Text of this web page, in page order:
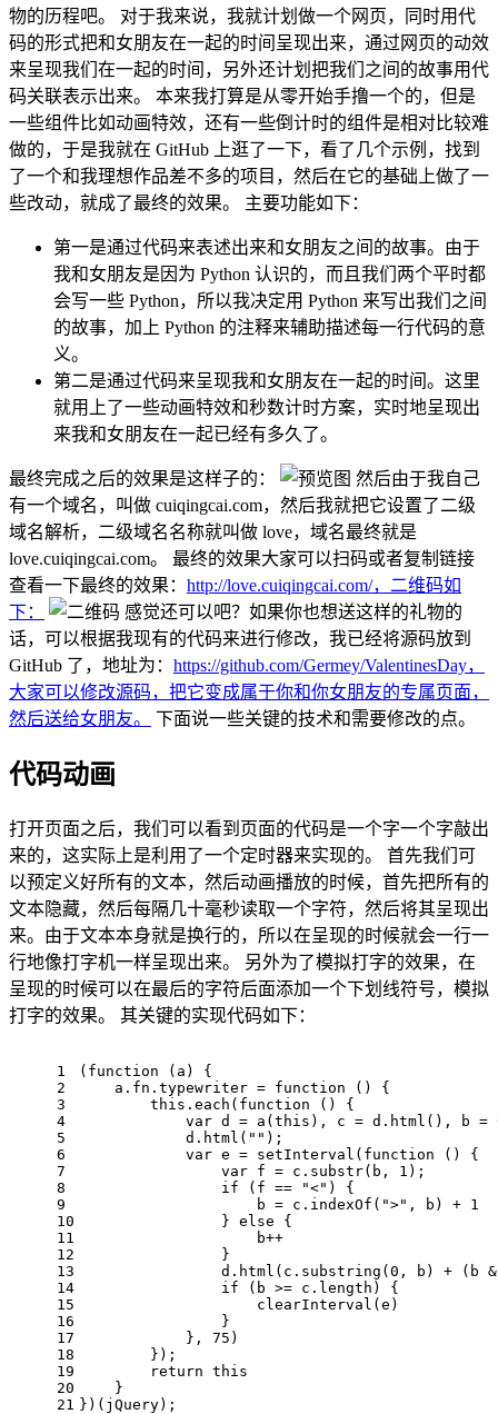
物的历程吧。 对于我来说，我就计划做一个网页，同时用代
码的形式把和女朋友在一起的时间呈现出来，通过网页的动效
来呈现我们在一起的时间，另外还计划把我们之间的故事用代
码关联表示出来。 本来我打算是从零开始手撸一个的，但是
一些组件比如动画特效，还有一些倒计时的组件是相对比较难
做的，于是我就在 GitHub 上逛了一下，看了几个示例，找到
了一个和我理想作品差不多的项目，然后在它的基础上做了一
些改动，就成了最终的效果。 主要功能如下：
第一是通过代码来表述出来和女朋友之间的故事。由于
我和女朋友是因为 Python 认识的，而且我们两个平时都
会写一些 Python，所以我决定用 Python 来写出我们之间
的故事，加上 Python 的注释来辅助描述每一行代码的意
义。
第二是通过代码来呈现我和女朋友在一起的时间。这里
就用上了一些动画特效和秒数计时方案，实时地呈现出
来我和女朋友在一起已经有多久了。
最终完成之后的效果是这样子的：
然后由于我自己
有一个域名，叫做 cuiqingcai.com，然后我就把它设置了二级
域名解析，二级域名名称就叫做 love，域名最终就是
love.cuiqingcai.com。 最终的效果大家可以扫码或者复制链接
查看一下最终的效果： http://love.cuiqingcai.com/，二维码如
下：
感觉还可以吧？如果你也想送这样的礼物的
话，可以根据我现有的代码来进行修改，我已经将源码放到
GitHub 了，地址为： https://github.com/Germey/ValentinesDay，
大家可以修改源码，把它变成属于你和你女朋友的专属页面，
然后送给女朋友。
下面说一些关键的技术和需要修改的点。
代码动画
打开页面之后，我们可以看到页面的代码是一个字一个字敲出
来的，这实际上是利用了一个定时器来实现的。 首先我们可
以预定义好所有的文本，然后动画播放的时候，首先把所有的
文本隐藏，然后每隔几十毫秒读取一个字符，然后将其呈现出
来。由于文本本身就是换行的，所以在呈现的时候就会一行一
行地像打字机一样呈现出来。 另外为了模拟打字的效果，在
呈现的时候可以在最后的字符后面添加一个下划线符号，模拟
打字的效果。 其关键的实现代码如下：
1
2
3
4
5
6
7
8
9
10
11
12
13
14
15
16
17
18
19
20
21
( function ( a ) {
    a.fn.typewriter = function () {
        this.each(
function () {
            var d = a(
this ), c = d.html(), b =
            d.html(
"" ) ;
            var e = setInterval(
function () {
                var f = c.substr(
b , 1 ) ;
                if (
f == "<" ) {
                    b = c.indexOf(
">" , b) + 1
                } else {
                    b++
                }
                d.html(
c.substring (0 , b) + ( b
                if (
b >= c.length) {
                    clearInterval(
e )
                }
            },
75 )
        })
;
        return this
    }
})( jQuery) ;